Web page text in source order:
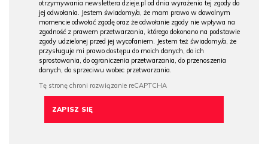
otrzymywania newslettera dzieje.pl od dnia wyrażenia tej zgody do
jej odwołania. Jestem świadomy/a, że mam prawo w dowolnym
momencie odwołać zgodę oraz że odwołanie zgody nie wpływa na
zgodność z prawem przetwarzania, którego dokonano na podstawie
zgody udzielonej przed jej wycofaniem. Jestem też świadomy/a, że
przysługuje mi prawo dostępu do moich danych, do ich
sprostowania, do ograniczenia przetwarzania, do przenoszenia
danych, do sprzeciwu wobec przetwarzania.